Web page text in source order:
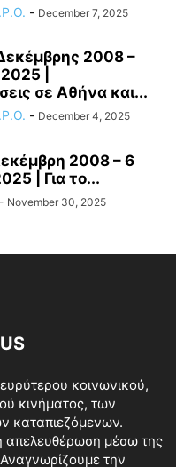
- December 7, 2025
2008 –
|
σε Αθήνα και...
- December 4, 2025
2008 – 6
| Για το...
- November 30, 2025
κοινωνικού,
κινήματος, των
καταπιεζόμενων.
απελευθέρωση μέσω της
την